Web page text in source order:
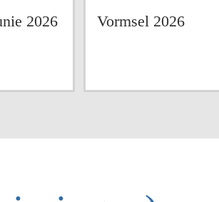
2026 Vormsel 2026